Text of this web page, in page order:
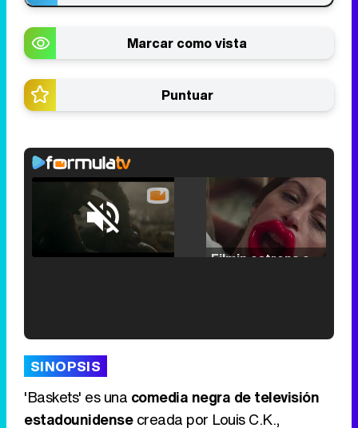
Marcar como vista
Puntuar
Unmute /
Loaded
25.30%
SINOPSIS
'Baskets' es una comedia negra de televisión
estadounidensecreada por Louis C.K.,